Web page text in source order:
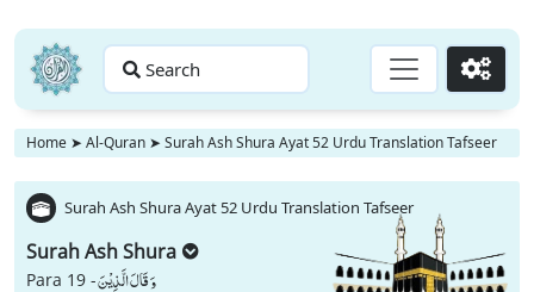
Search Go
Home ➤ Al-Quran ➤ Surah Ash Shura Ayat 52 Urdu Translation Tafseer
Surah Ash Shura Ayat 52 Urdu Translation Tafseer
Surah Ash Shura
Para 19 -وَ قَالَ الَّذِیْنَ